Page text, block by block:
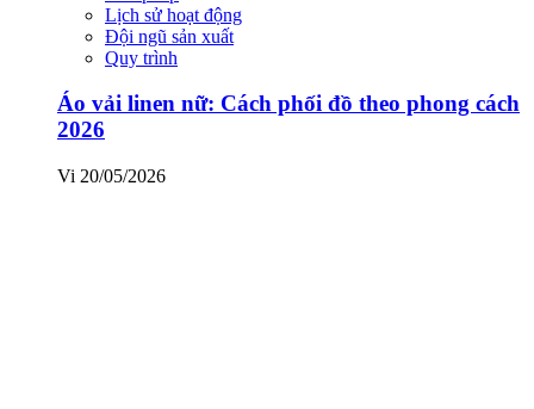
Lịch sử hoạt động
Đội ngũ sản xuất
Quy trình
Áo vải linen nữ: Cách phối đồ theo phong cách
2026
Vi 20/05/2026